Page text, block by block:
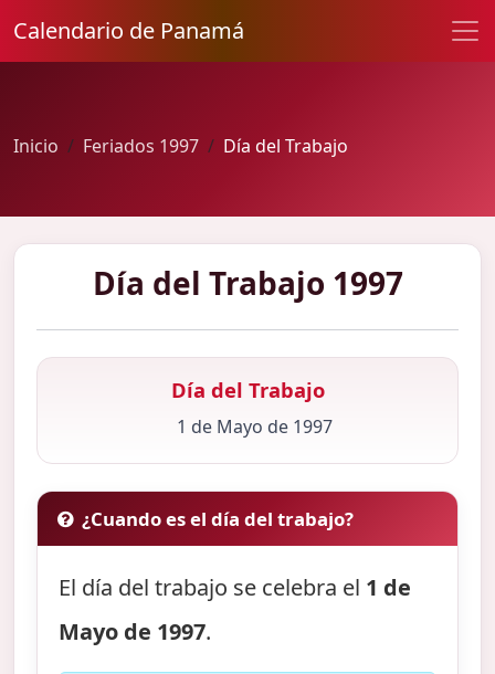
Calendario de Panamá
Inicio Feriados 1997 Día del Trabajo
Día del Trabajo 1997
Día del Trabajo
1 de Mayo de 1997
¿Cuando es el día del trabajo?
El día del trabajo se celebra el 1 de
Mayo de 1997.